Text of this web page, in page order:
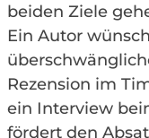
beiden Ziele
Ein Autor
Rezension im
ein Interview
fördert den